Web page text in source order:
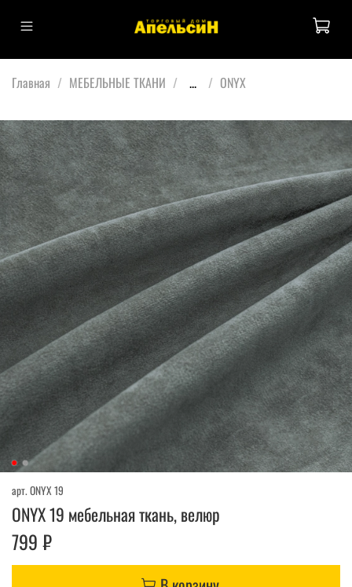
Главная МЕБЕЛЬНЫЕ ТКАНИ ... ONYX
арт. ONYX 19
ONYX 19 мебельная ткань, велюр
799 ₽